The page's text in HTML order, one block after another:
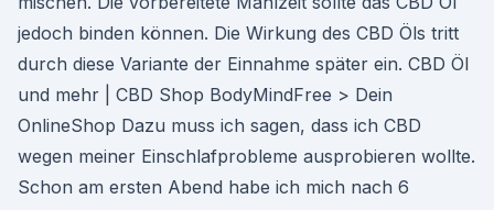
jedoch binden können. Die Wirkung des CBD Öls tritt
durch diese Variante der Einnahme später ein. CBD Öl
und mehr | CBD Shop BodyMindFree > Dein
OnlineShop Dazu muss ich sagen, dass ich CBD
wegen meiner Einschlafprobleme ausprobieren wollte.
Schon am ersten Abend habe ich mich nach 6